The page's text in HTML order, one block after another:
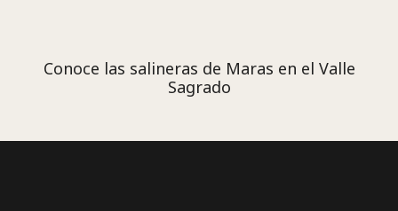
Conoce las salineras de Maras en el Valle
Sagrado